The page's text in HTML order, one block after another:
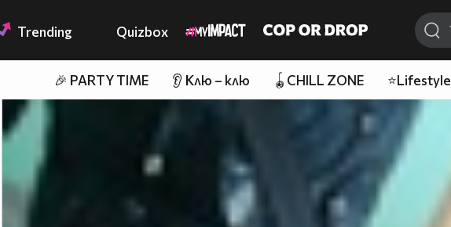
Trending Quizbox
🎉 PARTY TIME 👂 Клю – клю 🪀CHILL ZONE ⭐Lifestyle